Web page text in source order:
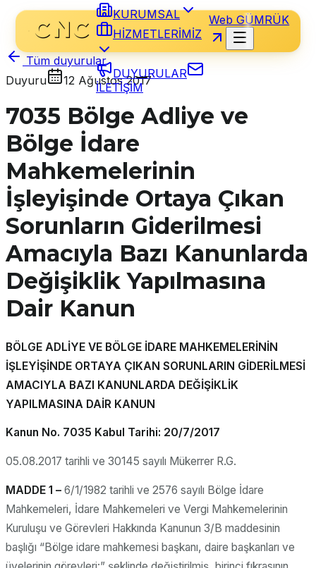
KURUMSAL
HİZMETLERİMİZ
DUYURULAR
İLETİŞİM
Web GÜMRÜK
Tüm duyurular
Duyuru
12 Ağustos 2017
7035 Bölge Adliye ve
Bölge İdare
Mahkemelerinin
İşleyişinde Ortaya Çıkan
Sorunların Giderilmesi
Amacıyla Bazı Kanunlarda
Değişiklik Yapılmasına
Dair Kanun
BÖLGE ADLİYE VE BÖLGE İDARE MAHKEMELERİNİN
İŞLEYİŞİNDE ORTAYA ÇIKAN SORUNLARIN GİDERİLMESİ
AMACIYLA BAZI KANUNLARDA DEĞİŞİKLİK
YAPILMASINA DAİR KANUN
Kanun No. 7035 Kabul Tarihi: 20/7/2017
05.08.2017 tarihli ve 30145 sayılı Mükerrer R.G.
MADDE 1 – 6/1/1982 tarihli ve 2576 sayılı Bölge İdare
Mahkemeleri, İdare Mahkemeleri ve Vergi Mahkemelerinin
Kuruluşu ve Görevleri Hakkında Kanunun 3/B maddesinin
başlığı “Bölge idare mahkemesi başkanı, daire başkanları ve